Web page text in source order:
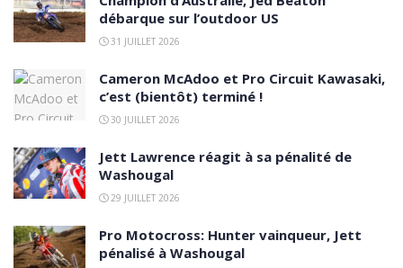
débarque sur l’outdoor US
31 JUILLET 2026
Cameron McAdoo et Pro Circuit Kawasaki,
c’est (bientôt) terminé !
30 JUILLET 2026
Jett Lawrence réagit à sa pénalité de
Washougal
29 JUILLET 2026
Pro Motocross: Hunter vainqueur, Jett
pénalisé à Washougal